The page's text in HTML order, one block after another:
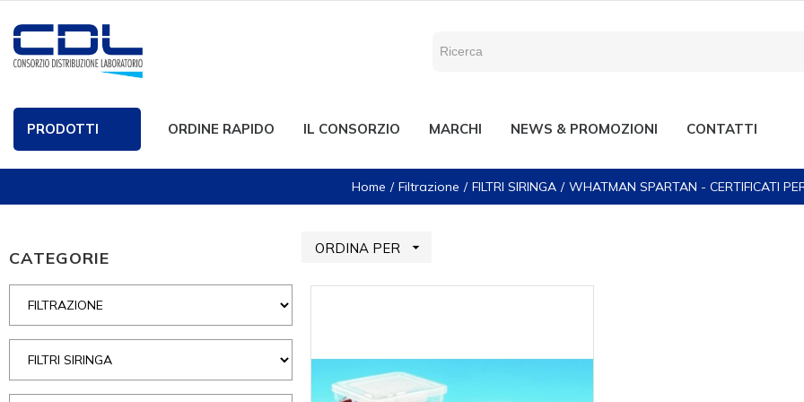
PRODOTTI ORDINE RAPIDO IL CONSORZIO MARCHI NEWS & PROMOZIONI CONTATTI
Home Filtrazione FILTRI SIRINGA WHATMAN SPARTAN - CERTIFICATI
CATEGORIE ORDINA PER 